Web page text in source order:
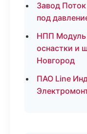
Завод
под
НПП Модуль
оснастки и
Новгород
ПАО Line